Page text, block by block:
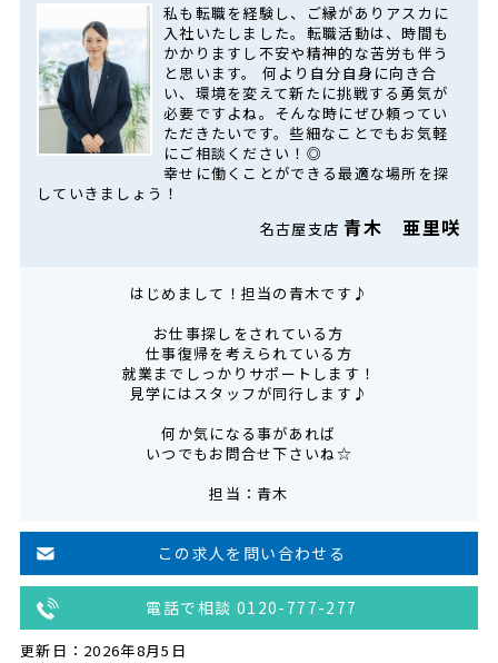
私も転職を経験し、ご縁がありアスカに
入社いたしました。転職活動は、時間も
かかりますし不安や精神的な苦労も伴う
と思います。 何より自分自身に向き合
い、環境を変えて新たに挑戦する勇気が
必要ですよね。そんな時にぜひ頼ってい
ただきたいです。些細なことでもお気軽
にご相談ください！◎
幸せに働くことができる最適な場所を探
していきましょう！
名古屋支店 青木 亜里咲
はじめまして！担当の青木です♪
お仕事探しをされている方
仕事復帰を考えられている方
就業までしっかりサポートします！
見学にはスタッフが同行します♪
何か気になる事があれば
いつでもお問合せ下さいね☆
担当：青木
この求人を問い合わせる
電話で相談 0120-777-277
更新日：2026年8月5日